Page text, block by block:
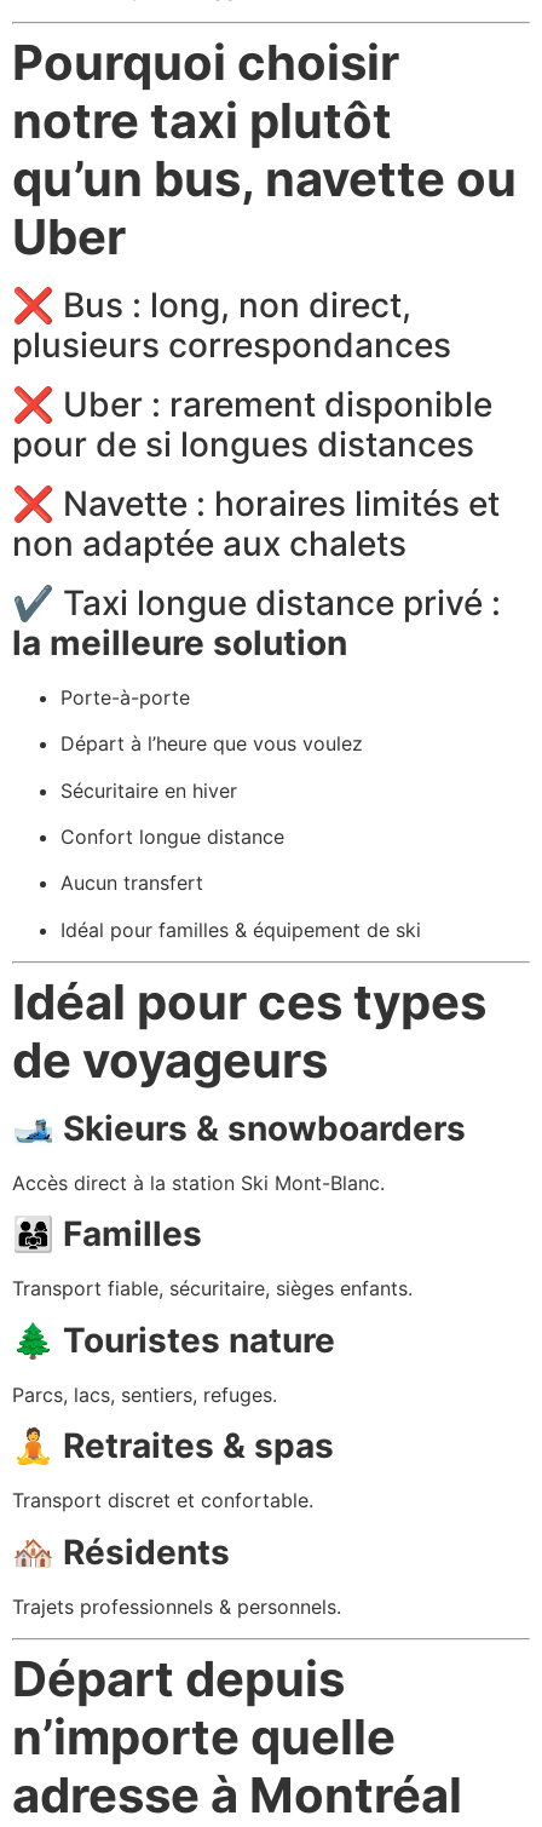
Pourquoi choisir
notre taxi plutôt
qu’un bus, navette ou
Uber
❌ Bus : long, non direct,
plusieurs correspondances
❌ Uber : rarement disponible
pour de si longues distances
❌ Navette : horaires limités et
non adaptée aux chalets
✔ Taxi longue distance privé :
la meilleure solution
Porte-à-porte
Départ à l’heure que vous voulez
Sécuritaire en hiver
Confort longue distance
Aucun transfert
Idéal pour familles & équipement de ski
Idéal pour ces types
de voyageurs
🎿 Skieurs & snowboarders
Accès direct à la station Ski Mont-Blanc.
👨‍👩‍👧 Familles
Transport fiable, sécuritaire, sièges enfants.
🌲 Touristes nature
Parcs, lacs, sentiers, refuges.
🧘 Retraites & spas
Transport discret et confortable.
🏘 Résidents
Trajets professionnels & personnels.
Départ depuis
n’importe quelle
adresse à Montréal